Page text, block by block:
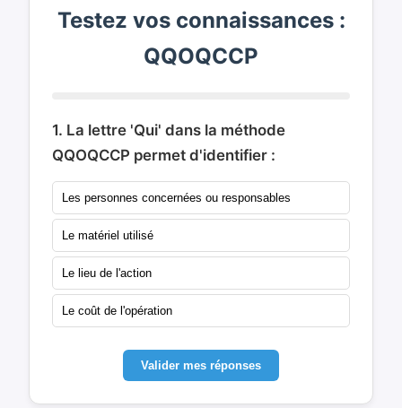
Testez vos connaissances :
QQOQCCP
1. La lettre 'Qui' dans la méthode
QQOQCCP permet d'identifier :
Les personnes concernées ou responsables
Le matériel utilisé
Le lieu de l'action
Le coût de l'opération
Valider mes réponses